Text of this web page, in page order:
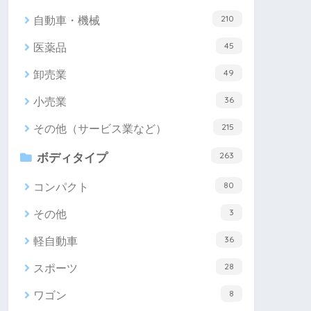
自動車・機械 210
医薬品 45
卸売業 49
小売業 36
その他（サービス業など） 215
ボディタイプ 263
コンパクト 80
その他 3
軽自動車 36
スポーツ 28
ワゴン 8